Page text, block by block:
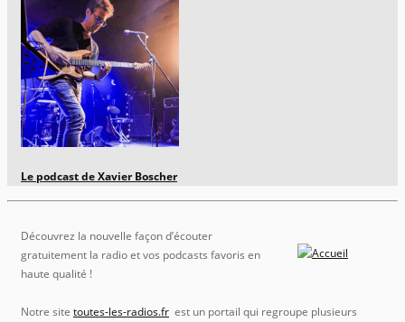
Le podcast de Xavier Boscher
Découvrez la nouvelle façon d’écouter
gratuitement la radio et vos podcasts favoris en
haute qualité !
Notre site toutes-les-radios.fr est un portail qui regroupe plusieurs